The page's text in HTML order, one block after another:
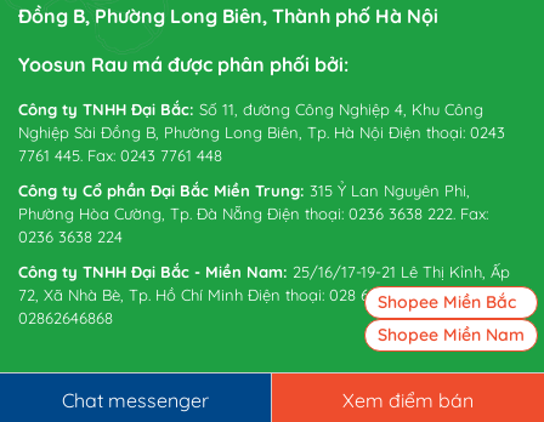
Đồng B, Phường Long Biên, Thành phố Hà Nội
Yoosun Rau má được phân phối bởi:
Công ty TNHH Đại Bắc: Số 11, đường Công Nghiệp 4, Khu Công
Nghiệp Sài Đồng B, Phường Long Biên, Tp. Hà Nội Điện thoại: 0243
7761 445. Fax: 0243 7761 448
Công ty Cổ phần Đại Bắc Miền Trung: 315 Ỷ Lan Nguyên Phi,
Phường Hòa Cường, Tp. Đà Nẵng Điện thoại: 0236 3638 222. Fax:
0236 3638 224
Công ty TNHH Đại Bắc - Miền Nam: 25/16/17-19-21 Lê Thị Kỉnh, Ấp
72, Xã Nhà Bè, Tp. Hồ Chí Minh Điện thoại: 028 6265 0738. Fax:
02862646868
Chat messenger Xem điểm bán
Shopee Miền Bắc
Shopee Miền Nam